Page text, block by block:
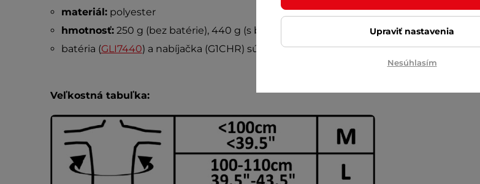
materiál:polyester
hmotnosť:250 g (bez batérie), 440 g (s batériou)
batéria (GLI7440) a nabíjačka (G1CHR) súčasťou balenia
Veľkostná tabuľka:
Upraviť nastavenia
Nesúhlasím